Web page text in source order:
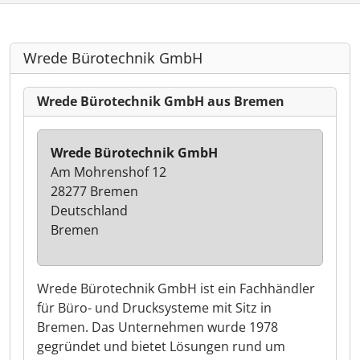
Wrede Bürotechnik GmbH
Wrede Bürotechnik GmbH aus Bremen
Wrede Bürotechnik GmbH ist ein Fachhändler
für Büro- und Drucksysteme mit Sitz in
Bremen. Das Unternehmen wurde 1978
gegründet und bietet Lösungen rund um
Wrede Bürotechnik GmbH
Am Mohrenshof 12
28277 Bremen
Deutschland
Bremen